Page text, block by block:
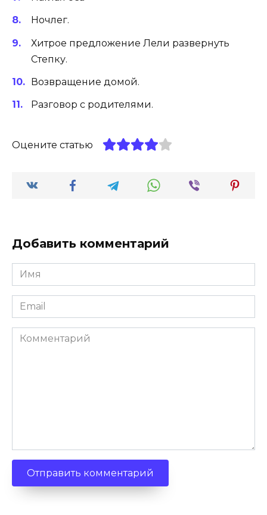
Ночлег.
Хитрое предложение Лели развернуть
Степку.
Возвращение домой.
Разговор с родителями.
Оцените статью
Добавить комментарий
Имя
*
Email
*
Комментарий